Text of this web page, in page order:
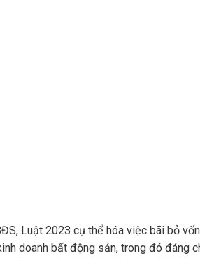
Luật 2023 cụ thể hóa việc bãi bỏ
doanh bất động sản, trong đó đáng